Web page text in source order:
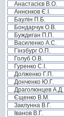
Анастасієв В.О.
Аннєнков Є.І.
Баулін П.Б.
Бондарчук О.В.
Буждиган П.П.
Василенко А.С.
Гінзбург О.П.
Голуб О.В.
Гуренко С.І.
Долженко Г.П.
Донченко Ю.Г.
Драголюнцев А.Д.
Єщенко В.М.
Заклунна В.Г.
Іванов В.Г.